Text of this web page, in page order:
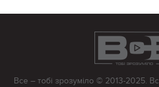
Все – тобі зрозуміло © 2013-2025.